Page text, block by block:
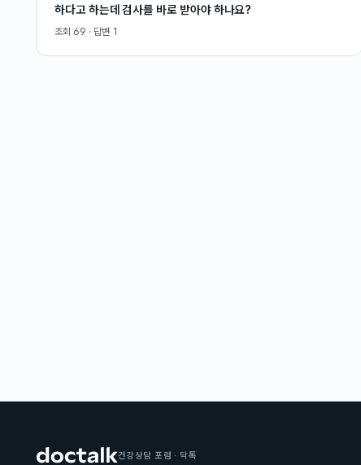
하다고 하는데 검사를 바로 받아야 하나요?
조회 69 · 답변 1
건강상담 포럼 · 닥톡